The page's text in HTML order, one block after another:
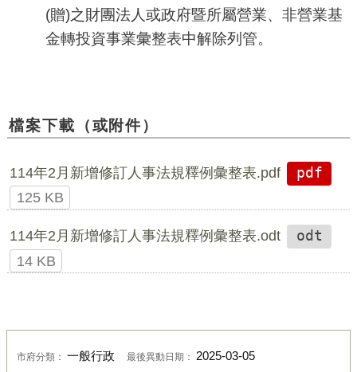
(贈)之財團法人或政府暨所屬營業、非營業基
金轉投資事業彙整表中解除列管。
檔案下載（或附件）
114年2月新增修訂人事法規釋例彙整表.pdf
pdf
125 KB
114年2月新增修訂人事法規釋例彙整表.odt
odt
14 KB
市府分類： 一般行政 最後異動日期： 2025-03-05